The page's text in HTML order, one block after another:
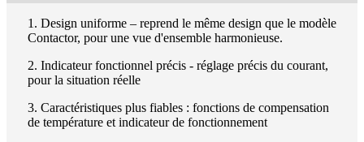
1. Design uniforme – reprend le même design que le modèle
Contactor, pour une vue d'ensemble harmonieuse.
2. Indicateur fonctionnel précis - réglage précis du courant,
pour la situation réelle
3. Caractéristiques plus fiables : fonctions de compensation
de température et indicateur de fonctionnement